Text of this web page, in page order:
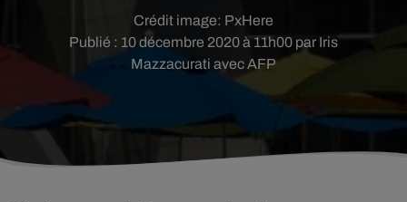
Publié : 10 décembre 2020 à 11h00 par Iris
Mazzacurati avec AFP
Crédit image: PxHere